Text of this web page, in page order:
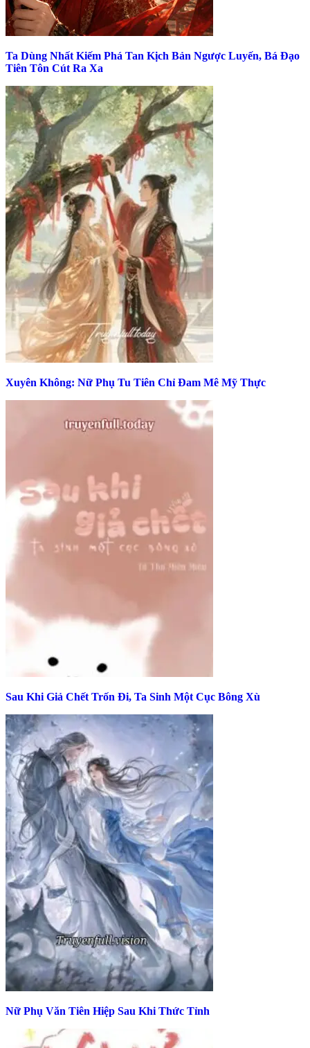
Ta Dùng Nhất Kiếm Phá Tan Kịch Bản Ngược Luyến, Bá Đạo
Tiên Tôn Cút Ra Xa
Xuyên Không: Nữ Phụ Tu Tiên Chỉ Đam Mê Mỹ Thực
Sau Khi Giả Chết Trốn Đi, Ta Sinh Một Cục Bông Xù
Nữ Phụ Văn Tiên Hiệp Sau Khi Thức Tỉnh